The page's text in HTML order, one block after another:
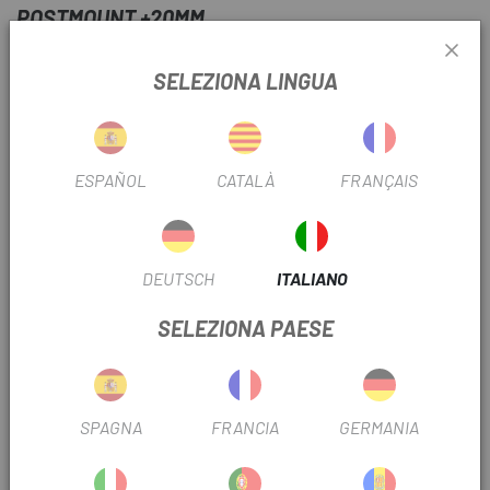
POSTMOUNT +20MM
Compatibilità dell'adattatore Galfer SB002 +20mm
Forcella 160 > 180mm
Forcella 203 > 223mm
Telaio 160 > 180mm
Telaio 180 > 200mm
Peso: 22 gr.
SELEZIONA LINGUA
ESPAÑOL CATALÀ FRANÇAIS
DEUTSCH ITALIANO
SELEZIONA PAESE
SPAGNA FRANCIA GERMANIA